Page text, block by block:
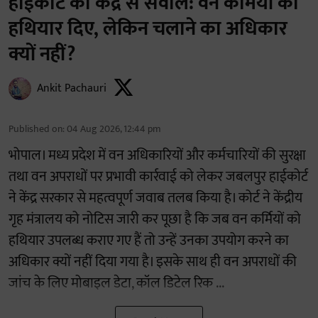
हथियार दिए, लेकिन चलाने का अधिकार
क्यों नहीं?
Ankit Pachauri
Published on: 04 Aug 2026, 12:44 pm
भोपाल। मध्य प्रदेश में वन अधिकारियों और कर्मचारियों की सुरक्षा
तथा वन अपराधों पर प्रभावी कार्रवाई को लेकर जबलपुर हाईकोर्ट
ने केंद्र सरकार से महत्वपूर्ण जवाब तलब किया है। कोर्ट ने केंद्रीय
गृह मंत्रालय को नोटिस जारी कर पूछा है कि जब वन कर्मियों को
हथियार उपलब्ध कराए गए हैं तो उन्हें उनका उपयोग करने का
अधिकार क्यों नहीं दिया गया है। इसके साथ ही वन अपराधों की
जांच के लिए मोबाइल डेटा, कॉल डिटेल रिक ...